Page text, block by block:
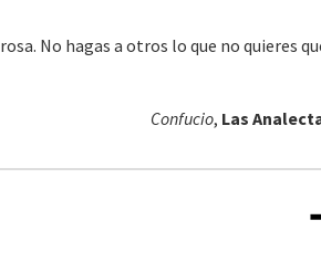
No hagas a otros lo que no quieres
Confucio, Las